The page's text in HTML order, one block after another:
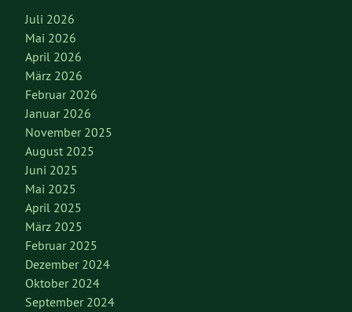
Juli 2026
Mai 2026
April 2026
März 2026
Februar 2026
Januar 2026
November 2025
August 2025
Juni 2025
Mai 2025
April 2025
März 2025
Februar 2025
Dezember 2024
Oktober 2024
September 2024